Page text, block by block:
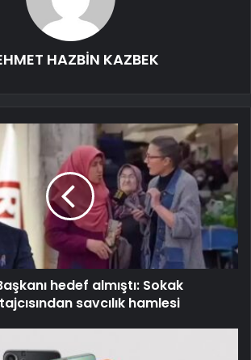
HAZBİN KAZBEK
hedef almıştı: Sokak
savcılık hamlesi